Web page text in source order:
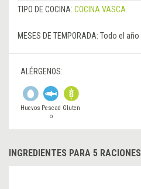
TIPO DE COCINA: COCINA VASCA
MESES DE TEMPORADA: Todo el año
ALÉRGENOS:
Huevos Pescad
o
Gluten
INGREDIENTES PARA 5 RACIONES